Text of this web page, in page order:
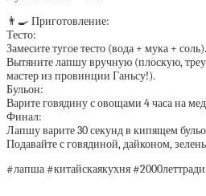
👨‍🍳 Приготовление:
Тесто:
Замесите тугое тесто (вода + мука + соль).
Вытяните лапшу вручную (плоскую,
мастер из провинции Ганьсу!).
Бульон:
Варите говядину с овощами 4 часа на
Финал:
Лапшу варите 30 секунд в кипящем
Подавайте с говядиной, дайконом,
#лапша #китайскаякухня